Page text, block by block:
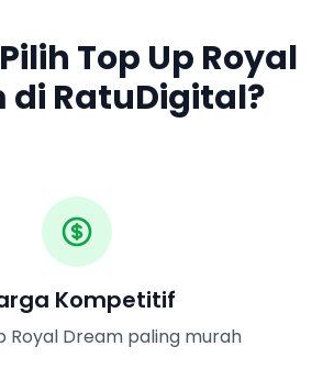
Top Up Royal
di RatuDigital?
Kompetitif
Royal Dream paling murah